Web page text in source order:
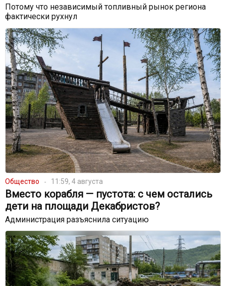
Потому что независимый топливный рынок региона
фактически рухнул
Общество 11:59, 4 августа
Вместо корабля — пустота: с чем остались
дети на площади Декабристов?
Администрация разъяснила ситуацию